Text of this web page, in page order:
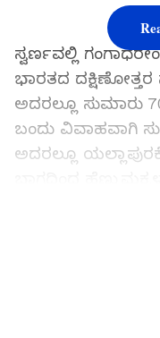
ಸ್ವರ್ಣವಲ್ಲಿ
ಭಾರತದ
ಅದರಲ್ಲೂ ಸುಮಾರು
ಬಂದು ವಿವಾಹವಾಗಿ
ಅದರಲ್ಲೂ